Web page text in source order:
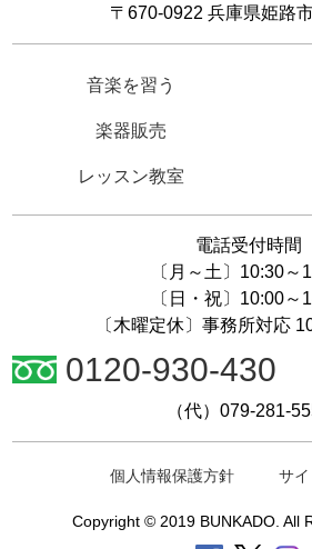
〒670-0922 兵庫県姫路
音楽を習う
楽器販売
レッスン教室
電話受付時間
〔月～土〕10:30～
〔日・祝〕10:00～
〔木曜定休〕事務所対応
0120-930-430
（代）079-281-
個人情報保護方針 サ
Copyright © 2019 BUNKADO. All